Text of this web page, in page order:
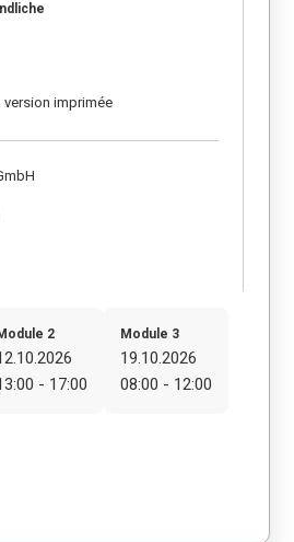
version imprimée
2
- 17:00
Module 3
19.10.2026
08:00 - 12:00